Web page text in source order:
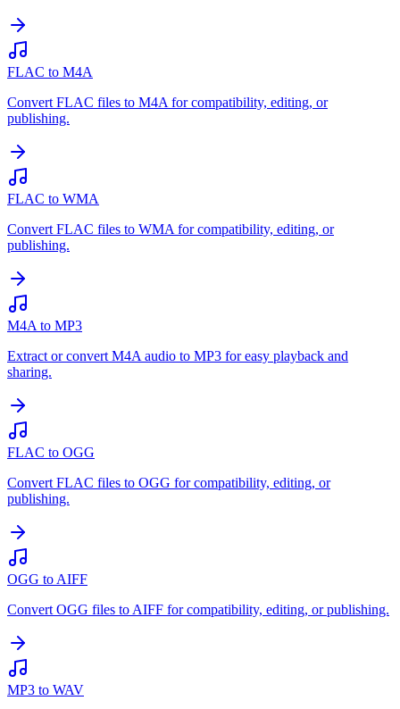
FLAC to M4A
Convert FLAC files to M4A for compatibility, editing, or
publishing.
FLAC to WMA
Convert FLAC files to WMA for compatibility, editing, or
publishing.
M4A to MP3
Extract or convert M4A audio to MP3 for easy playback and
sharing.
FLAC to OGG
Convert FLAC files to OGG for compatibility, editing, or
publishing.
OGG to AIFF
Convert OGG files to AIFF for compatibility, editing, or publishing.
MP3 to WAV